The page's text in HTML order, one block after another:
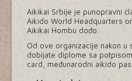
Aikikai Srbije je punopravni
Aikido World Headquarters
Aikikai Hombu dođo.
Od ove organizacije nakon u
dobijate diplome sa
card, međunarodni aikido